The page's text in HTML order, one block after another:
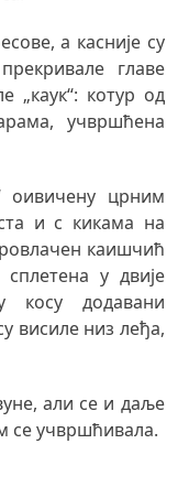
а касније су
главе
„каук“: котур од
учвршћена
оивичену црним
и с кикама на
каишчић
у двије
косу додавани
висиле низ леђа,
али се и даље
се учвршћивала.